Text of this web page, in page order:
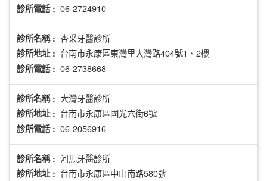
診所電話 : 06-2724910
診所名稱 : 杏采牙醫診所
診所地址 : 台南市永康區東灣里大灣路404號1、2樓
診所電話 : 06-2738668
診所名稱 : 大灣牙醫診所
診所地址 : 台南市永康區國光六街6號
診所電話 : 06-2056916
診所名稱 : 河馬牙醫診所
診所地址 : 台南市永康區中山南路580號